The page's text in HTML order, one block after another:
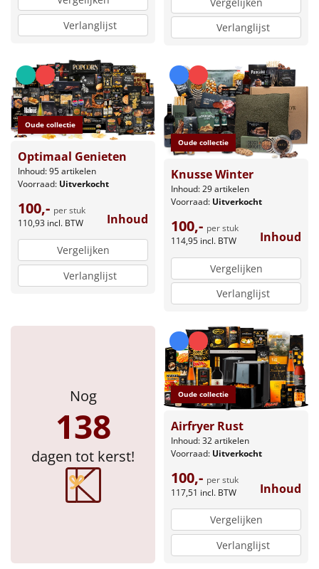
Verlanglijst
Verlanglijst
Oude collectie
Optimaal Genieten
Inhoud: 95 artikelen
Voorraad: Uitverkocht
100,- per stuk
110,93 incl. BTW Inhoud
Vergelijken
Verlanglijst
Oude collectie
Knusse Winter
Inhoud: 29 artikelen
Voorraad: Uitverkocht
100,- per stuk
114,95 incl. BTW Inhoud
Vergelijken
Verlanglijst
Nog
138
dagen tot kerst!
Oude collectie
Airfryer Rust
Inhoud: 32 artikelen
Voorraad: Uitverkocht
100,- per stuk
117,51 incl. BTW Inhoud
Vergelijken
Verlanglijst